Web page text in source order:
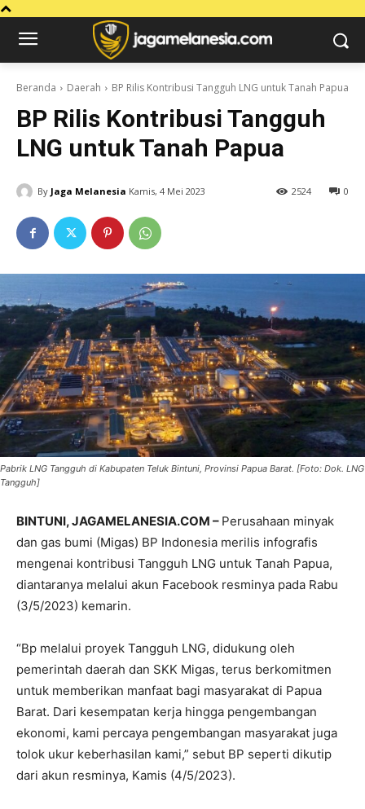
Beranda Daerah BP Rilis Kontribusi Tangguh LNG untuk Tanah Papua
BP Rilis Kontribusi Tangguh
LNG untuk Tanah Papua
By Jaga Melanesia Kamis, 4 Mei 2023 0
2524
Pabrik LNG Tangguh di Kabupaten Teluk Bintuni, Provinsi Papua Barat. [Foto: Dok. LNG
Tangguh]
BINTUNI, JAGAMELANESIA.COM – Perusahaan minyak
dan gas bumi (Migas) BP Indonesia merilis infografis
mengenai kontribusi Tangguh LNG untuk Tanah Papua,
diantaranya melalui akun Facebook resminya pada Rabu
(3/5/2023) kemarin.
“Bp melalui proyek Tangguh LNG, didukung oleh
pemerintah daerah dan SKK Migas, terus berkomitmen
untuk memberikan manfaat bagi masyarakat di Papua
Barat. Dari kesempatan kerja hingga pengembangan
ekonomi, kami percaya pengembangan masyarakat juga
tolok ukur keberhasilan kami,” sebut BP seperti dikutip
dari akun resminya, Kamis (4/5/2023).